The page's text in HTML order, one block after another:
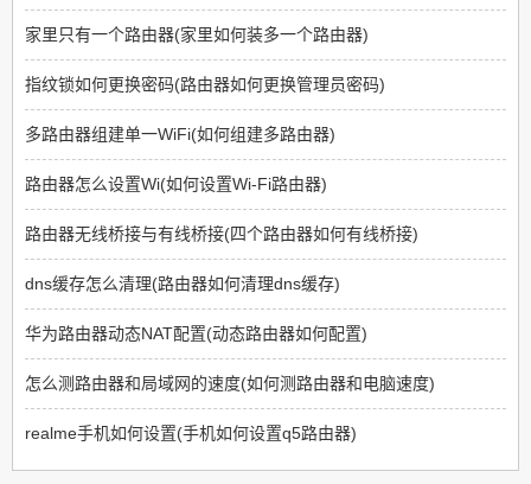
家里只有一个路由器(家里如何装多一个路由器)
指纹锁如何更换密码(路由器如何更换管理员密码)
多路由器组建单一WiFi(如何组建多路由器)
路由器怎么设置Wi(如何设置Wi-Fi路由器)
路由器无线桥接与有线桥接(四个路由器如何有线桥接)
dns缓存怎么清理(路由器如何清理dns缓存)
华为路由器动态NAT配置(动态路由器如何配置)
怎么测路由器和局域网的速度(如何测路由器和电脑速度)
realme手机如何设置(手机如何设置q5路由器)